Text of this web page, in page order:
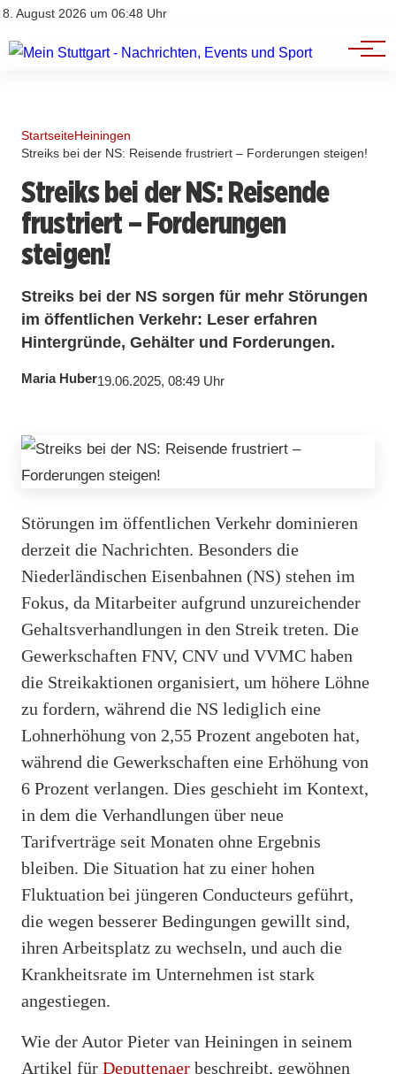
8. August 2026 um 06:48 Uhr
Impressum
Branchenbuch
Werbung
StartseiteHeiningen
Streiks bei der NS: Reisende frustriert – Forderungen steigen!
Streiks bei der NS: Reisende
frustriert – Forderungen
steigen!
Streiks bei der NS sorgen für mehr Störungen
im öffentlichen Verkehr: Leser erfahren
Hintergründe, Gehälter und Forderungen.
Maria Huber19.06.2025, 08:49 Uhr
Störungen im öffentlichen Verkehr dominieren
derzeit die Nachrichten. Besonders die
Niederländischen Eisenbahnen (NS) stehen im
Fokus, da Mitarbeiter aufgrund unzureichender
Gehaltsverhandlungen in den Streik treten. Die
Gewerkschaften FNV, CNV und VVMC haben
die Streikaktionen organisiert, um höhere Löhne
zu fordern, während die NS lediglich eine
Lohnerhöhung von 2,55 Prozent angeboten hat,
während die Gewerkschaften eine Erhöhung von
6 Prozent verlangen. Dies geschieht im Kontext,
in dem die Verhandlungen über neue
Tarifverträge seit Monaten ohne Ergebnis
bleiben. Die Situation hat zu einer hohen
Fluktuation bei jüngeren Conducteurs geführt,
die wegen besserer Bedingungen gewillt sind,
ihren Arbeitsplatz zu wechseln, und auch die
Krankheitsrate im Unternehmen ist stark
angestiegen.
Wie der Autor Pieter van Heiningen in seinem
Artikel für Deputtenaer beschreibt, gewöhnen